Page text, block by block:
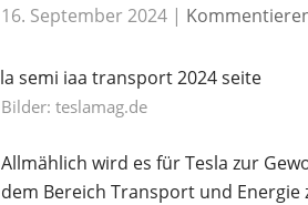
16. September 2024 |
Bilder: teslamag.de
Allmählich wird es für Tesla zur
dem Bereich Transport und